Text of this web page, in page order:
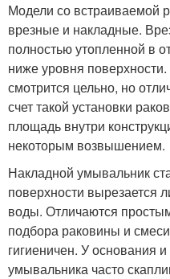
Модели со встраиваемой
врезные и накладные.
полностью утопленной в
ниже уровня
смотрится цельно, но
счет такой установки
площадь внутри
некоторым возвышением.
Накладной умывальник
поверхности вырезается
воды. Отличаются
подбора раковины и
гигиеничен. У основания
умывальника часто